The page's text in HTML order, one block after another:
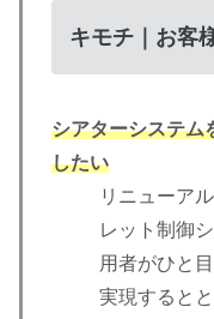
キモチ｜お客
シアターシステム
したい
リニューア
レット制御
用者がひと
実現すると